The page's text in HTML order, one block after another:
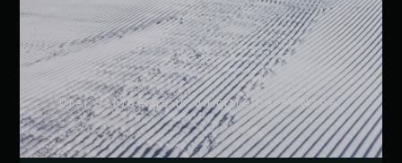
Drei Schiberge in unmittelbarer Nähe.